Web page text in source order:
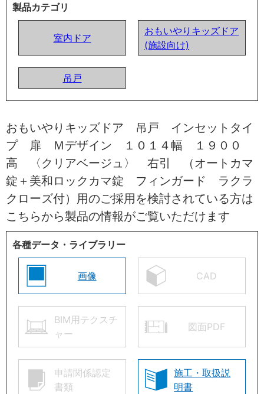
製品カテゴリ
室内ドア
おもいやりキッズドア
(施設向け)
吊戸
おもいやりキッズドア 吊戸 インセットタイ
プ 扉 Ｍデザイン １０１４幅 １９００
高 〈クリアベージュ〉 右引 （オートカマ
錠＋美和ロックカマ錠 フィンガード ラクラ
クローズ付）用のご採用を検討されている方は
こちらから製品の情報がご覧いただけます
各種データ・ライブラリー
画像 CAD
BIM用テクスチ
ャー
図面PDF
申請関係認定
書類
施工・取扱説
明書